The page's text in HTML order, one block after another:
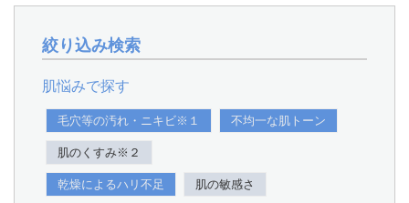
絞り込み検索
肌悩みで探す
毛穴等の汚れ・ニキビ※１ 不均一な肌トーン
肌のくすみ※２
乾燥によるハリ不足 肌の敏感さ